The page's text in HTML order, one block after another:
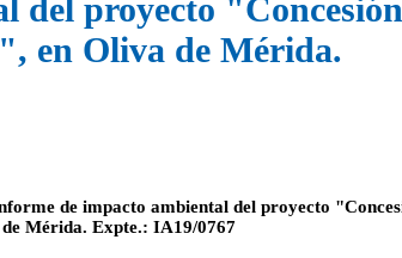
proyecto
en Oliva de Mérida.
de impacto ambiental del proyecto
Mérida. Expte.: IA19/0767